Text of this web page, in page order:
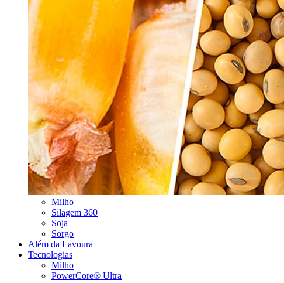
Milho
Silagem 360
Soja
Sorgo
Além da Lavoura
Tecnologias
Milho
PowerCore® Ultra